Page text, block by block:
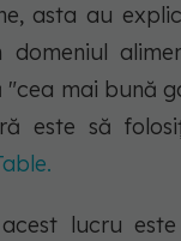
asta au
"cea mai bună
este să
lucru